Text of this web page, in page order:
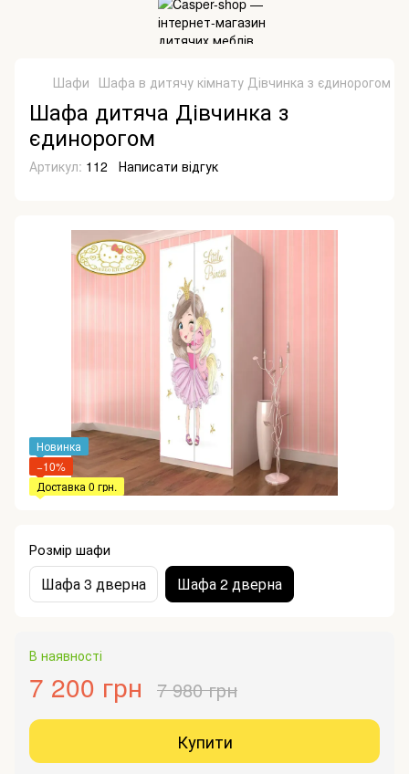
Шафи Шафа в дитячу кімнату Дівчинка з єдинорогом
Шафа дитяча Дівчинка з
єдинорогом
Артикул: 112 Написати відгук
Новинка
−10%
Доставка 0 грн.
Розмір шафи
Шафа 3 дверна Шафа 2 дверна
В наявності
7 200 грн 7 980 грн
Купити